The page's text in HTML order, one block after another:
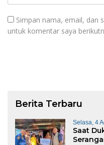
Simpan nama, email, dan
untuk komentar saya
Berita Terbaru
Selasa, 4
Saat